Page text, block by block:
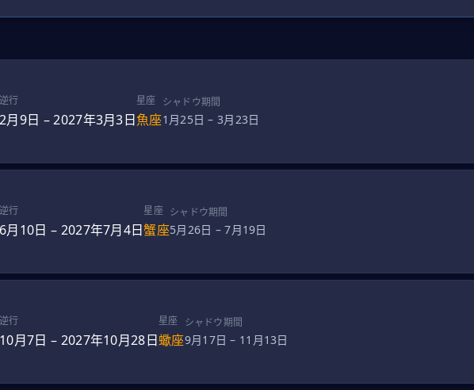
逆行
2月9日 –2027年3月3日
星座
魚座
シャドウ期間
1月25日 –3月23日
逆行
6月10日 – 2027年7月4日
星座
蟹座
シャドウ期間
5月26日 –7月19日
逆行
10月7日 – 2027年10月28日
星座
蠍座
シャドウ期間
9月17日 – 11月13日